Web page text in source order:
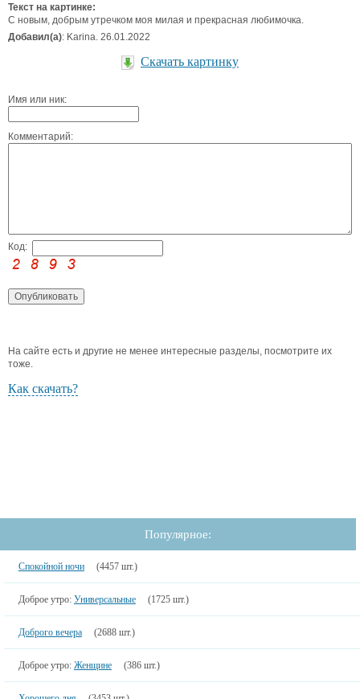
Текст на картинке:
С новым, добрым утречком моя милая и прекрасная любимочка.
Добавил(а): Karina. 26.01.2022
Скачать картинку
Имя или ник:
Комментарий:
Код:
На сайте есть и другие не менее интересные разделы, посмотрите их
тоже.
Как скачать?
Популярное:
Спокойной ночи (4457 шт.)
Доброе утро: Универсальные (1725 шт.)
Доброго вечера (2688 шт.)
Доброе утро: Женщине (386 шт.)